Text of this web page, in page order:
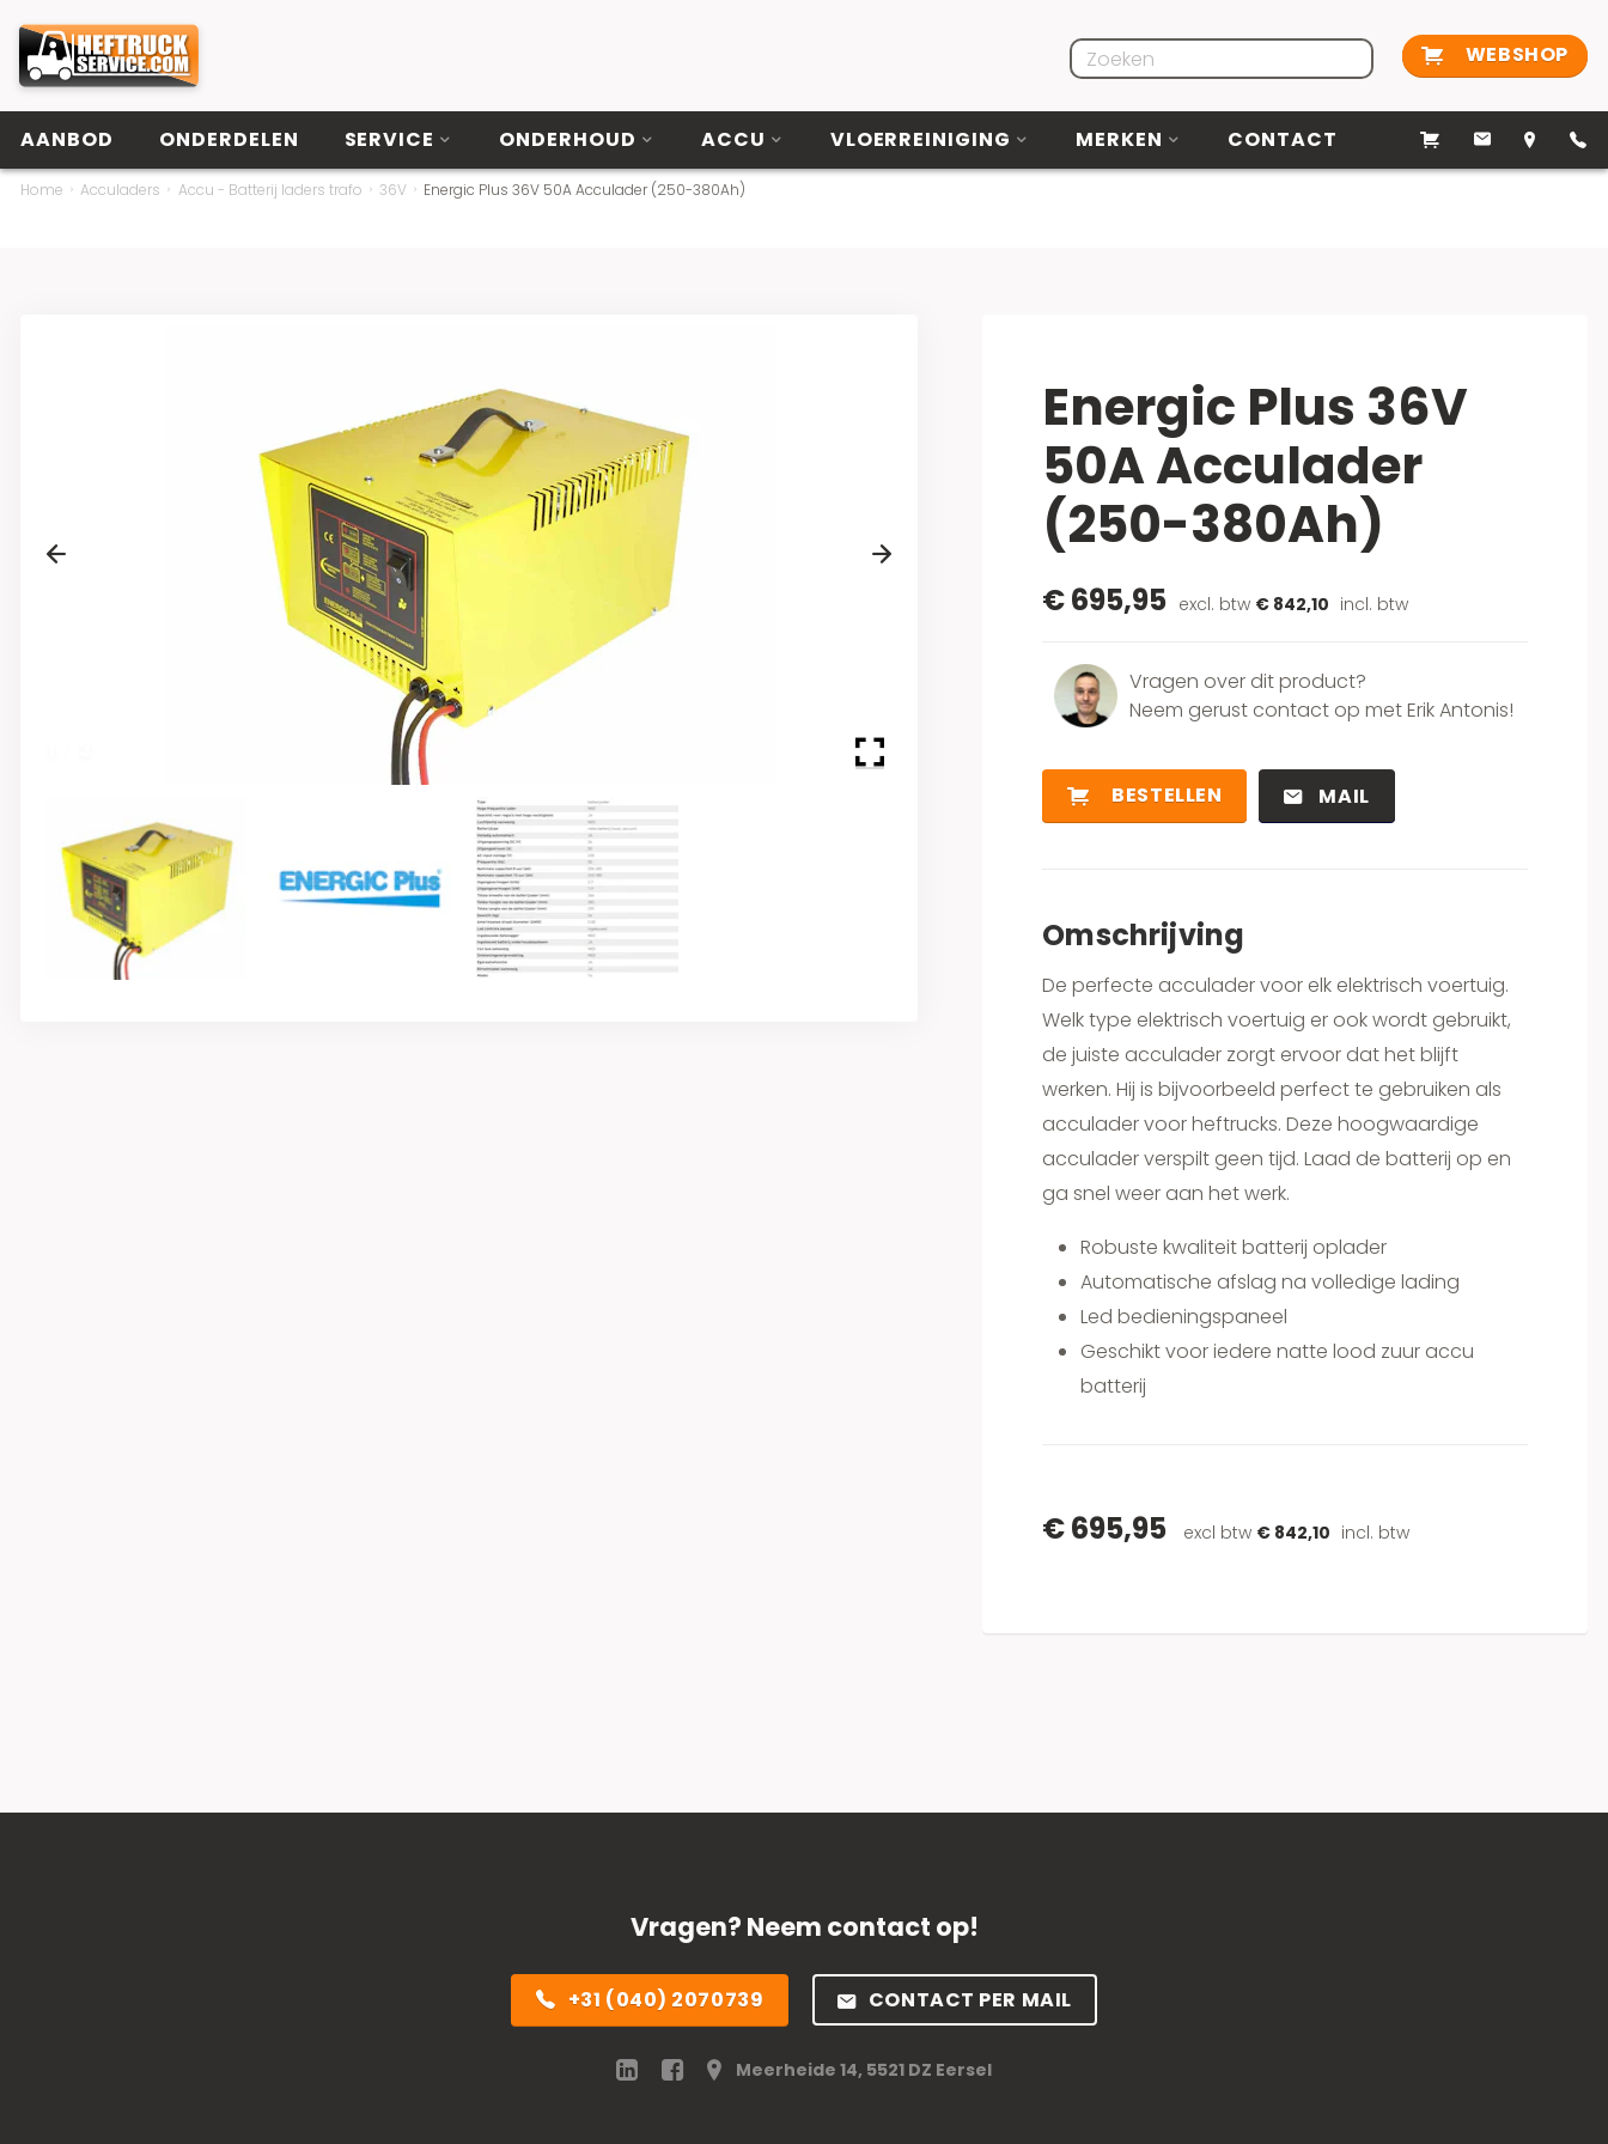
WEBSHOP
AANBOD ONDERDELEN SERVICE ONDERHOUD ACCU VLOERREINIGING MERKEN CONTACT
Home Acculaders Accu - Batterij laders trafo 36V Energic Plus 36V 50A Acculader (250-380Ah)
Previous Next
Energic Plus 36V
50A Acculader
(250-380Ah)
€ 695,95 excl. btw € 842,10 incl. btw
Vragen over dit product?
Neem gerust contact op met Erik Antonis!
BESTELLEN MAIL
Omschrijving
De perfecte acculader voor elk elektrisch voertuig.
Welk type elektrisch voertuig er ook wordt gebruikt,
de juiste acculader zorgt ervoor dat het blijft
werken. Hij is bijvoorbeeld perfect te gebruiken als
acculader voor heftrucks. Deze hoogwaardige
acculader verspilt geen tijd. Laad de batterij op en
ga snel weer aan het werk.
Robuste kwaliteit batterij oplader
Automatische afslag na volledige lading
Led bedieningspaneel
Geschikt voor iedere natte lood zuur accu
batterij
€ 695,95 excl btw € 842,10 incl. btw
Vragen? Neem contact op!
+31 (040) 2070739 CONTACT PER MAIL
Meerheide 14, 5521 DZ Eersel